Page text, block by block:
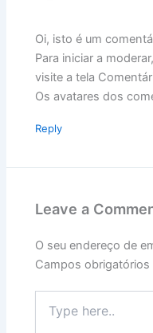
Oi, isto é um
Para iniciar a
visite a tela
Os avatares dos
Reply
Leave a
O seu endereço de
Campos
here..